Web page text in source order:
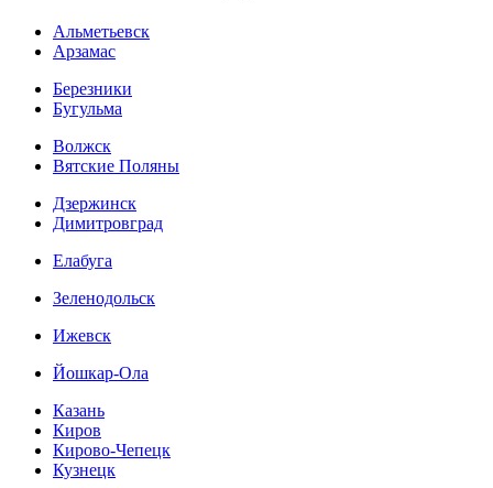
Альметьевск
Арзамас
Березники
Бугульма
Волжск
Вятские Поляны
Дзержинск
Димитровград
Елабуга
Зеленодольск
Ижевск
Йошкар-Ола
Казань
Киров
Кирово-Чепецк
Кузнецк